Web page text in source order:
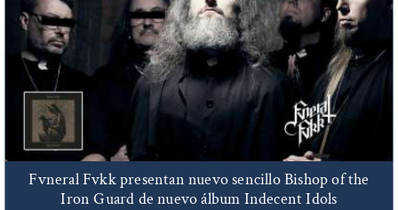
Fvneral Fvkk presentan nuevo sencillo Bishop of the
Iron Guard de nuevo álbum Indecent Idols